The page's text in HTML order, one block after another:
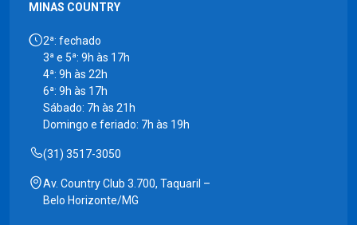
MINAS COUNTRY
2ª: fechado
3ª e 5ª: 9h às 17h
4ª: 9h às 22h
6ª: 9h às 17h
Sábado: 7h às 21h
Domingo e feriado: 7h às 19h
(31) 3517-3050
Av. Country Club 3.700, Taquaril –
Belo Horizonte/MG